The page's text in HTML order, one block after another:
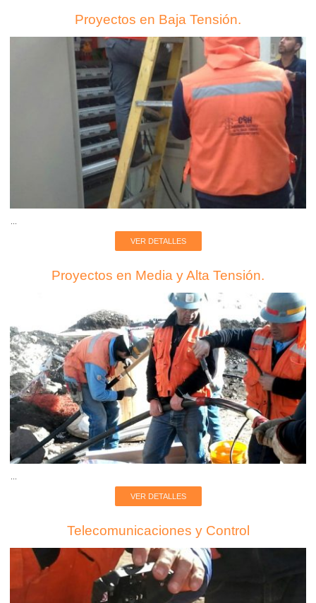
Proyectos en Baja Tensión.
VER DETALLES
Proyectos en Media y Alta Tensión.
VER DETALLES
Telecomunicaciones y Control